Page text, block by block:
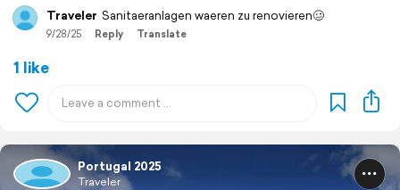
Traveler Sanitaeranlagen waeren zu renovieren🥴
9/28/25 Reply Translate
1 like
Portugal 2025
Traveler